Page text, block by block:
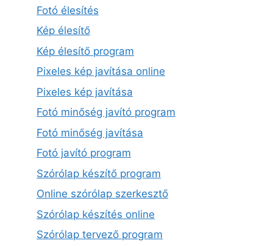
Fotó élesítés
Kép élesítő
Kép élesítő program
Pixeles kép javítása online
Pixeles kép javítása
Fotó minőség javító program
Fotó minőség javítása
Fotó javító program
Szórólap készítő program
Online szórólap szerkesztő
Szórólap készítés online
Szórólap tervező program